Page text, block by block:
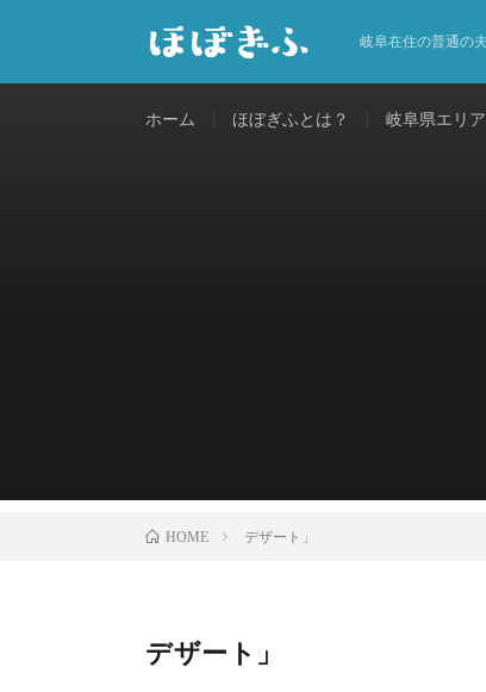
岐阜在住の普通の
ホーム ほぼぎふとは？ 岐阜県エリア
HOME デザート」
デザート」